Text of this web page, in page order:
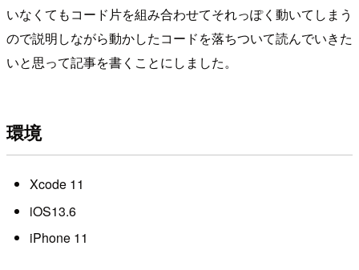
いなくてもコード片を組み合わせてそれっぽく動いてしまう
ので説明しながら動かしたコードを落ちついて読んでいきた
いと思って記事を書くことにしました。
環境
Xcode 11
iOS13.6
iPhone 11